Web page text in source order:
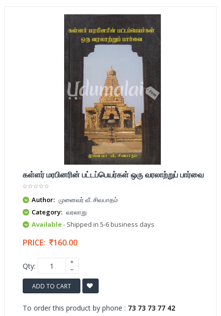
கள்ளர் மரபினரின் பட்டப்பெயர்கள் ஒரு வரலாற்றுப் பார்வை
Author: முனைவர் வீ. சிவபாதம்
Category: வரலாறு
Available- Shipped in 5-6 business days
PRICE: 160.00
Qty:
ADD TO CART
To order this product by phone : 73 73 73 77 42